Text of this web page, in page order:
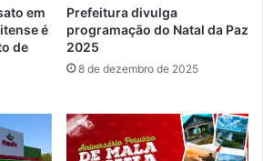
em
é
de
Prefeitura divulga
programação do Natal da Paz
2025
8 de dezembro de 2025